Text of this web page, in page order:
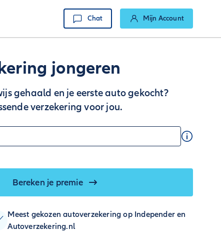
Chat Mijn Account
jongeren
gehaald en je eerste auto gekocht?
verzekering voor jou.
Bereken je premie
Meest gekozen autoverzekering op Independer en
Autoverzekering.nl